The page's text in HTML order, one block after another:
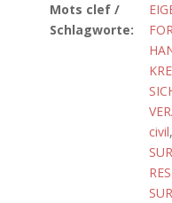
Mots clef /
Schlagworte:
civil,